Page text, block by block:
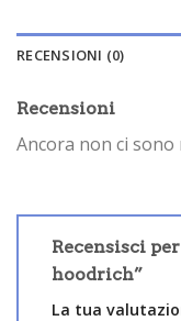
RECENSIONI (0)
Recensioni
Ancora non ci sono
Recensisci
hoodrich”
La tua